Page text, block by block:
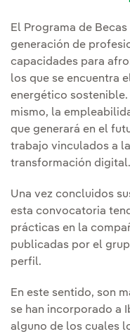
El Programa de
generación de
capacidades para
los que se encuentra
energético
mismo, la
que generará en el
trabajo vinculados a
transformación digital.
Una vez concluidos
esta convocatoria
prácticas en la
publicadas por el
perfil.
En este sentido, son
se han incorporado a
alguno de los cuales